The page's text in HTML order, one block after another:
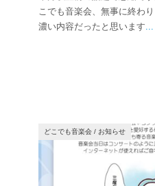
こでも音楽会、無事に終わ
濃い内容だったと思います...
どこでも音楽会 / お知らせ